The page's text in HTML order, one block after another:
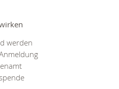
werden